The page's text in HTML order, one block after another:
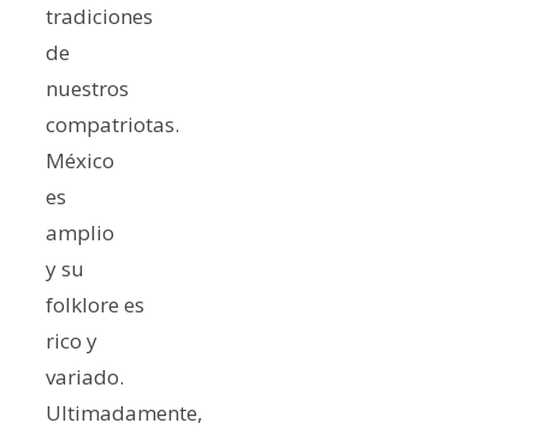
tradiciones
de
nuestros
compatriotas.
México
es
amplio
y su
folklore es
rico y
variado.
Ultimadamente,